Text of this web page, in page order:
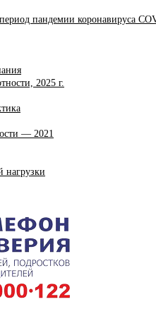
пандемии коронавируса
2025 г.
— 2021
нагрузки